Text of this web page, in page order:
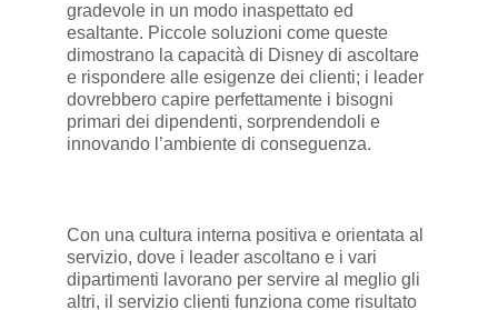
gradevole in un modo inaspettato ed
esaltante. Piccole soluzioni come queste
dimostrano la capacità di Disney di ascoltare
e rispondere alle esigenze dei clienti; i leader
dovrebbero capire perfettamente i bisogni
primari dei dipendenti, sorprendendoli e
innovando l’ambiente di conseguenza.
Con una cultura interna positiva e orientata al
servizio, dove i leader ascoltano e i vari
dipartimenti lavorano per servire al meglio gli
altri, il servizio clienti funziona come risultato